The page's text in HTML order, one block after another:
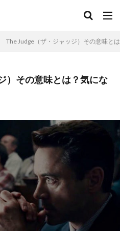
The Judge（ザ・ジャッジ）その意味と
）その意味とは？気にな